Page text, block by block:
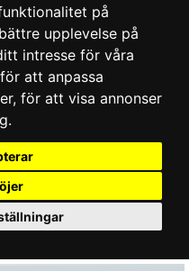
på
upplevelse på
intresse för våra
att anpassa
, för att visa annonser
.